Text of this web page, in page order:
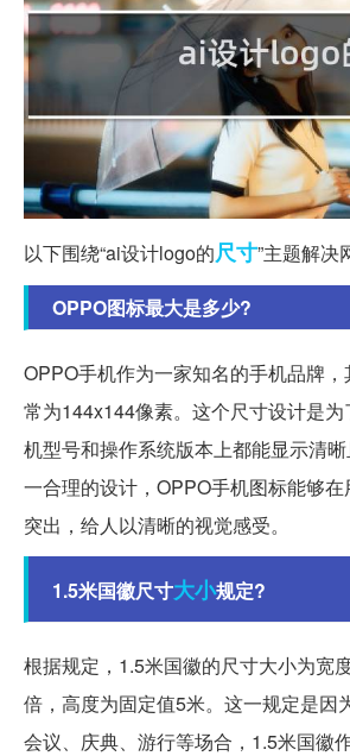
以下围绕“ai设计logo的尺寸”主题解决
OPPO图标最大是多少?
OPPO手机作为一家知名的手机品牌
常为144x144像素。这个尺寸设计是
机型号和操作系统版本上都能显示清
一合理的设计，OPPO手机图标能够
突出，给人以清晰的视觉感受。
1.5米国徽尺寸大小规定?
根据规定，1.5米国徽的尺寸大小为宽
倍，高度为固定值5米。这一规定是因
会议、庆典、游行等场合，1.5米国徽